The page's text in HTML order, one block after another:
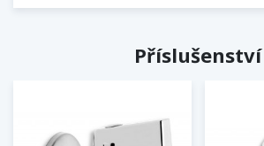
Příslušenství